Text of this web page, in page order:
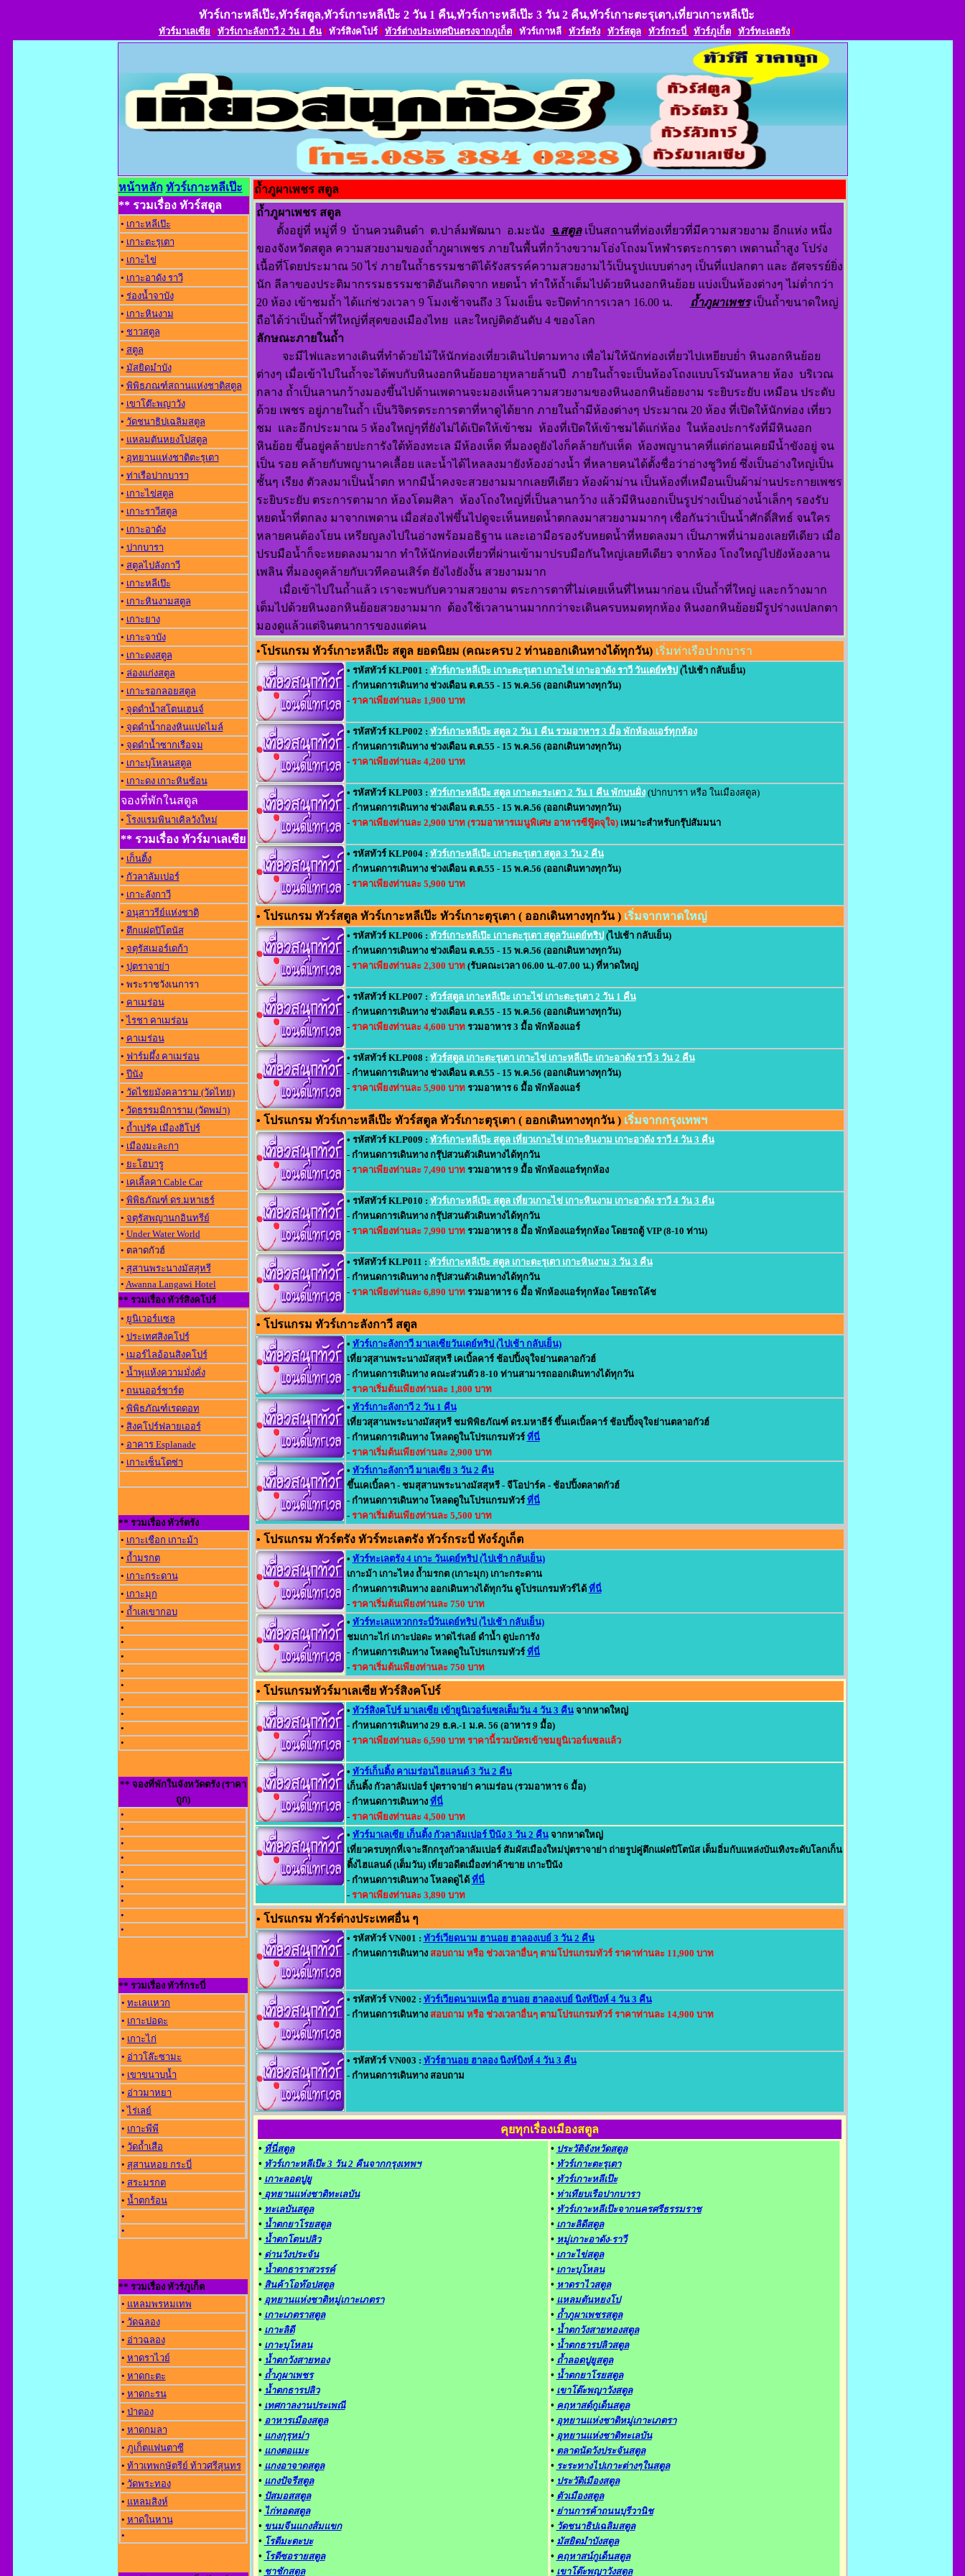
ทัวร์เกาะหลีเป๊ะ,ทัวร์สตูล,ทัวร์เกาะหลีเป๊ะ 2 วัน 1 คืน,ทัวร์เกาะหลีเป๊ะ 3 วัน 2 คืน,ทัวร์เกาะตะรุเตา,เที่ยวเกาะหลีเป๊ะ
ทัวร์มาเลเซีย l ทัวร์เกาะลังกาวี 2 วัน 1 คืน l ทัวร์สิงคโปร์ l ทัวร์ต่างประเทศบินตรงจากภูเก็ต l ทัวร์เกาหลี l ทัวร์ตรัง l ทัวร์สตูล l ทัวร์กระบี่ l ทัวร์ภูเก็ต l ทัวร์ทะเลตรัง l
หน้าหลัก ทัวร์เกาะหลีเป๊ะ
** รวมเรื่อง ทัวร์สตูล
• เกาะหลีเป๊ะ
• เกาะตะรุเตา
• เกาะไข่
• เกาะอาดัง ราว
• ร่องน้ำจาบัง
• เกาะหินงาม
• ชาวสตูล
• สตูล
• มัสยิดมำบัง
• พิพิธภณฑ์สถานแห่งชาติสตูล
• เขาโต๊ะพญาวัง
• วัดชนาธิปเฉลิมสตูล
• แหลมตันหยงโปสตูล
• อุทยานแห่งชาติตะรุเตา
• ท่าเรือปากบารา
• เกาะไข่สตูล
• เกาะราวีสตูล
• เกาะอาดัง
• ปากบารา
• สตูลไปลังกาวี
• เกาะหลีเป๊ะ
• เกาะหินงามสตูล
• เกาะยาง
• เกาะจาบัง
• เกาะดงสตูล
• ล่องแก่งสตูล
• เกาะรอกลอยสตูล
• จุดดำน้ำสโตนเฮนจ์
• จุดดำน้ำกองหินแปดไมล์
• จุดดำน้ำซากเรือจม
• เกาะบุโหลนสตูล
• เกาะดง เกาะหินซ้อน
จองที่พักในสตูล
• โรงแรมพินาเคิลวังใหม่
** รวมเรื่อง ทัวร์มาเลเซีย
• เก็นติ้ง
• กัวลาลัมเปอร์
• เกาะลังกาวี
• อนุสาวรีย์แห่งชาต
• ตึกแฝดปิโตนัส
• จตุรัสเมอร์เดก้า
• ปุตราจาย่า
• พระราชวังเนการา
• คาเมร่อน
•ไรชา คาเมร่อน
• คาเมร่อน
• ฟาร์มผึ้ง คาเมร่อน
• ปีนัง
• วัดไชยมังคลาราม (วัดไทย)
• วัดธรรมมิการาม (วัดพม่า)
• ถ้ำเปรัค เมืองฮิโปร์
• เมืองมะละกา
• ยะโฮบารู
• เคเลิ้ลคา Cable Car
• พิพิธภัณฑ์ ดร.มหาเธร์
• จตุรัสพญานกอินทรีย์
• Under Water World
• ตลาดกัวฮ์
• สุสานพระนางมัสสุหรี
• Awanna Langawi Hotel
** รวมเรื่อง ทัวร์สิงคโปร์
• ยูนิเวอร์แซล
• ประเทศสิงคโปร์
• เมอร์ไลอ้อนสิงคโปร์
• น้ำพุแห้งความมั่งคั่ง
• ถนนออร์ชาร์ต
• พิพิธภัณฑ์เรดดอท
• สิงคโปร์ฟลายเออร์
• อาคาร Esplanade
• เกาะเซ็นโตซ่า
** รวมเรื่อง ทัวร์ตรัง
• เกาะเชือก เกาะม้า
• ถ้ำมรกต
• เกาะกระดาน
• เกาะมุก
• ถ้ำเลเขากอบ
•
•
•
•
•
•
•
•
•
** จองที่พักในจังหวัดตรัง (ราคา
ถูก)
•
•
•
•
•
•
•
•
•
** รวมเรื่อง ทัวร์กระบี่
• ทะเลแหวก
• เกาะปอดะ
• เกาะไก่
• อ่าวโล๊ะซามะ
• เขาขนาบน้ำ
• อ่าวมาหยา
• ไร่เลย์
• เกาะพีพี
• วัดถ้ำเสือ
• สุสานหอย กระบี่
• สระมรกต
• น้ำตกร้อน
•
•
** รวมเรื่อง ทัวร์ภูเก็ต
• แหลมพรหมเทพ
• วัดฉลอง
• อ่าวฉลอง
• หาดราไวย์
• หาดกะตะ
• หาดกะรน
• ป่าตอง
• หาดกมลา
• ภูเก็ตแฟนตาซี
• ท้าวเทพกษัตรีย์ ท้าวศรีสุนทร
• วัดพระทอง
• แหลมสิงห์
• หาดในหาน
•
ถ้ำภูผาเพชร สตูล
ถ้ำภูผาเพชร สตูล
ตั้งอยู่ที่ หมู่ที่ 9 บ้านควนดินดำ ต.ปาล์มพัฒนา อ.มะนัง
จ.สตูลเป็นสถานที่ท่องเที่ยวที่มีความสวยงาม อีกแห่ง หนึ่ง
ของจังหวัดสตูล ความสวยงามของถ้ำภูผาเพชร ภายในพื้นที่กว้างขวามโอ่งโถงมโหฬารตระการตา เพดานถ้ำสูง โปร่ง
เนื้อที่โดยประมาณ 50 ไร่ ภายในถ้ำธรรมชาติได้รังสรรค์ความสวยงามไว้เป็นรูปแบบต่างๆ เป็นที่แปลกตา และ อัศจรรย์ยิ่ง
นัก ลีลาของประติมากรรมธรรมชาติอันเกิดจาก หยดน้ำ ทำให้ถ้ำเต็มไปด้วยหินงอกหินย้อย แบ่งเป็นห้องต่างๆ ไม่ต่ำกว่า
20 ห้อง เข้าชมถ้ำ ได้แก่ช่วงเวลา 9 โมงเช้าจนถึง 3 โมงเย็น จะปิดทำการเวลา 16.00 น.
ถ้ำภูผาเพชรเป็นถ้ำขนาดใหญ่
ถือได้ว่าเป็นถ้ำที่ใหญ่ที่สุดของเมืองไทย และใหญ่ติดอันดับ 4 ของโลก
ลักษณะภายในถ้ำ
จะมีไฟและทางเดินที่ทำด้วยไม้ให้นักท่องเที่ยวเดินไปตามทาง เพื่อไม่ให้นักท่องเที่ยวไปเหยียบย่ำ หินงอกหินย้อย
ต่างๆ เมื่อเข้าไปในถ้ำจะได้พบกับหินงอกหินย้อยอายุหลายล้านปี ภายในถ้ำจะเป็นห้องโถงแบบโรมันหลาย ห้อง บริเวณ
กลาง ถ้ำเป็นลานกว้างมองขึ้นไปด้านเพดานจะมองเห็นความสวยงามของหินงอกหินย้อยงาม ระยิบระยับ เหมือน ประดับ
ด้วย เพชร อยู่ภายในถ้ำ เป็นวิจิตรตระการตาที่หาดูได้ยาก ภายในถ้ำมีห้องต่างๆ ประมาณ 20 ห้อง ที่เปิดให้นักท่อง เที่ยว
ชม และอีกประมาณ 5 ห้องใหญ่ๆที่ยังไม่ได้เปิดให้เข้าชม ห้องที่เปิดให้เข้าชมได้แก่ห้อง ในห้องปะการังที่มีหินงอก
หินย้อย ขึ้นอยู่คล้ายปะการังใต้ท้องทะเล มีห้องเห็ด ที่มองดูยังไงก็คล้ายกับเห็ด ห้องพญานาคที่แต่ก่อนเคยมีน้ำขังอยู่ จน
เป็น รอย คล้ายกับพญานาคเลื้อย และน้ำได้ไหลลงมายังห้องอ่างน้ำ ที่หลายคนได้ตั้งชื่อว่าอ่างชูวิทย์ ซึ่งเป็นอ่างใหญ่เป็น
ชั้นๆ เรียง ตัวลงมาเป็นน้ำตก หากมีน้ำคงจะสวยงามมากเลยทีเดียว ห้องผ้าม่าน เป็นห้องที่เหมือนเป็นผ้าม่านประกายเพชร
ระยิบระยับ ตระการตามาก ห้องโดมศิลา ห้องโถงใหญ่ที่เป็นลานกว้าง แล้วมีหินงอกเป็นรูปร่างเป็นอ่างน้ำเล็กๆ รองรับ
หยดน้ำที่ตกลง มาจากเพดาน เมื่อส่องไฟขึ้นไปดูจะเห็นหยดน้ำตกลงมาสวยงามมากๆ เชื่อกันว่าเป็นน้ำศักดิ์สิทธ์ จนใคร
หลายคนต้องโยน เหรียญลงไปในอ่างพร้อมอธิฐาน และเอามือรองรับหยดน้ำที่หยดลงมา เป็นภาพที่น่ามองเลยทีเดียว เมื่อ
ปรบมือน้ำก็จะหยดลงมามาก ทำให้นักท่องเที่ยวที่ผ่านเข้ามาปรบมือกันใหญ่เลยทีเดียว จากห้อง โถงใหญ่ไปยังห้องลาน
เพลิน ที่มองดูคล้ายกับเวทีคอนเสิร์ต ยังไงยังงั้น สวยงามมาก
เมื่อเข้าไปในถ้ำแล้ว เราจะพบกับความสวยงาม ตระการตาที่ไม่เคยเห็นที่ไหนมาก่อน เป็นถ้ำที่ใหญ่ และกว้างมาก
เต็มไปด้วยหินงอกหินย้อยสวยงามมาก ต้องใช้เวลานานมากกว่าจะเดินครบหมดทุกห้อง หินงอกหินย้อยมีรูปร่างแปลกตา
มองดูแล้วแต่จินตนาการของแต่คน
•โปรแกรม ทัวร์เกาะหลีเป๊ะ สตูล ยอดนิยม (คณะครบ 2 ท่านออกเดินทางได้ทุกวัน) เริ่มท่าเรือปากบารา
• รหัสทัวร์ KLP001 : ทัวร์เกาะหลีเป๊ะ เกาะตะรุเตา เกาะไข่ เกาะอาดัง ราวี วันเดย์ทริป (ไปเช้า กลับเย็น)
- กำหนดการเดินทาง ช่วงเดือน ต.ต.55 - 15 พ.ค.56 (ออกเดินทางทุกวัน)
- ราคาเพียงท่านละ 1,900 บาท
• รหัสทัวร์ KLP002 : ทัวร์เกาะหลีเป๊ะ สตูล 2 วัน 1 คืน รวมอาหาร 3 มื้อ พักห้องแอร์ทุกห้อง
- กำหนดการเดินทาง ช่วงเดือน ต.ต.55 - 15 พ.ค.56 (ออกเดินทางทุกวัน)
- ราคาเพียงท่านละ 4,200 บาท
• รหัสทัวร์ KLP003 : ทัวร์เกาะหลีเป๊ะ สตูล เกาะตะระเตา 2 วัน 1 คืน พักบนฝั่ง(ปากบารา หรือ ในเมืองสตูล)
- กำหนดการเดินทาง ช่วงเดือน ต.ต.55 - 15 พ.ค.56 (ออกเดินทางทุกวัน)
- ราคาเพียงท่านละ 2,900 บาท (รวมอาหารเมนูพิเศษ อาหารซีฟู๊ดจุใจ)เหมาะสำหรับกรุ๊ปสัมมนา
• รหัสทัวร์ KLP004 : ทัวร์เกาะหลีเป๊ะ เกาะตะรุเตา สตูล 3 วัน 2 คืน
- กำหนดการเดินทาง ช่วงเดือน ต.ต.55 - 15 พ.ค.56 (ออกเดินทางทุกวัน)
- ราคาเพียงท่านละ 5,900 บาท
• โปรแกรม ทัวร์สตูล ทัวร์เกาะหลีเป๊ะ ทัวร์เกาะตุรุเตา ( ออกเดินทางทุกวัน ) เริ่มจากหาดใหญ่
• รหัสทัวร์ KLP006 : ทัวร์เกาะหลีเป๊ะ เกาะตะรุเตา สตูลวันเดย์ทริป (ไปเช้า กลับเย็น)
- กำหนดการเดินทาง ช่วงเดือน ต.ต.55 - 15 พ.ค.56 (ออกเดินทางทุกวัน)
- ราคาเพียงท่านละ 2,300 บาท (รับคณะเวลา 06.00 น.-07.00 น.) ที่หาดใหญ่
• รหัสทัวร์ KLP007 : ทัวร์สตูล เกาะหลีเป๊ะ เกาะไข่ เกาะตะรุเตา 2 วัน 1 คืน
- กำหนดการเดินทาง ช่วงเดือน ต.ต.55 - 15 พ.ค.56 (ออกเดินทางทุกวัน)
- ราคาเพียงท่านละ 4,600 บาท รวมอาหาร 3 มื้อ พักห้องแอร์
• รหัสทัวร์ KLP008 : ทัวร์สตูล เกาะตะรุเตา เกาะไข่ เกาะหลีเป๊ะ เกาะอาดัง ราวี 3 วัน 2 คืน
- กำหนดการเดินทาง ช่วงเดือน ต.ต.55 - 15 พ.ค.56 (ออกเดินทางทุกวัน)
- ราคาเพียงท่านละ 5,900 บาท รวมอาหาร 6 มื้อ พักห้องแอร์
• โปรแกรม ทัวร์เกาะหลีเป๊ะ ทัวร์สตูล ทัวร์เกาะตุรุเตา ( ออกเดินทางทุกวัน ) เริ่มจากกรุงเทพฯ
• รหัสทัวร์ KLP009 : ทัวร์เกาะหลีเป๊ะ สตูล เที่ยวเกาะไข่ เกาะหินงาม เกาะอาดัง ราวี 4 วัน 3 คืน
- กำหนดการเดินทาง กรุ๊ปสวนตัวเดินทางได้ทุกวัน
- ราคาเพียงท่านละ 7,490 บาท รวมอาหาร 9 มื้อ พักห้องแอร์ทุกห้อง
• รหัสทัวร์ KLP010 : ทัวร์เกาะหลีเป๊ะ สตูล เที่ยวเกาะไข่ เกาะหินงาม เกาะอาดัง ราวี 4 วัน 3 คืน
- กำหนดการเดินทาง กรุ๊ปสวนตัวเดินทางได้ทุกวัน
- ราคาเพียงท่านละ 7,990 บาท รวมอาหาร 8 มื้อ พักห้องแอร์ทุกห้อง โดยรถตู้ VIP (8-10 ท่าน)
• รหัสทัวร์ KLP011 : ทัวร์เกาะหลีเป๊ะ สตูล เกาะตะรุเตา เกาะหินงาม 3 วัน 3 คืน
- กำหนดการเดินทาง กรุ๊ปสวนตัวเดินทางได้ทุกวัน
- ราคาเพียงท่านละ 6,890 บาท รวมอาหาร 6 มื้อ พักห้องแอร์ทุกห้อง โดยรถโค้ช
• โปรแกรม ทัวร์เกาะลังกาวี สตูล
• ทัวร์เกาะลังกาวี มาเลเซียวันเดย์ทริป (ไปเช้า กลับเย็น)
เที่ยวสุสานพระนางมัสสุหรี เคเบิ้ลคาร์ ช้อปปิ้งจุใจย่านตลาอกัวฮ์
- กำหนดการเดินทาง คณะส่วนตัว 8-10 ท่านสามารถออกเดินทางได้ทุกวัน
- ราคาเริ่มต้นเพียงท่านละ 1,800 บาท
• ทัวร์เกาะลังกาวี 2 วัน 1 คืน
เที่ยวสุสานพระนางมัสสุหรี ชมพิพิธภัณฑ์ ดร.มหาธีร์ ขึ้นเคเบิ้ลคาร์ ช้อปปิ้งจุใจย่านตลาอกัวฮ์
- กำหนดการเดินทาง โหลดดูในโปรแกรมทัวร์ ที่นี่
- ราคาเริ่มต้นเพียงท่านละ 2,900 บาท
• ทัวร์เกาะลังกาวี มาเลเซีย 3 วัน 2 คืน
ขึ้นเคเบิ้ลคา - ชมสุสานพระนางมัสสุหรี - จีโอปาร์ค - ช้อปปิ้งตลาดกัวฮ์
- กำหนดการเดินทาง โหลดดูในโปรแกรมทัวร์ ที่นี่
- ราคาเริ่มต้นเพียงท่านละ 5,500 บาท
• โปรแกรม ทัวร์ตรัง ทัวร์ทะเลตรัง ทัวร์กระบี่ ทังร์ภูเก็ต
• ทัวร์ทะเลตรัง 4 เกาะ วันเดย์ทริป (ไปเช้า กลับเย็น)
เกาะม้า เกาะไหง ถ้ำมรกต (เกาะมุก) เกาะกระดาน
- กำหนดการเดินทาง ออกเดินทางได้ทุกวัน ดูโปรแกรมทัวร์ได้ ที่นี่
- ราคาเริ่มต้นเพียงท่านละ 750 บาท
• ทัวร์ทะเลแหวกกระบี่วันเดย์ทริป (ไปเช้า กลับเย็น)
ชมเกาะไก่ เกาะปอดะ หาดไร่เลย์ ดำน้ำ ดูปะการัง
- กำหนดการเดินทาง โหลดดูในโปรแกรมทัวร์ ที่นี่
- ราคาเริ่มต้นเพียงท่านละ 750 บาท
• โปรแกรมทัวร์มาเลเซีย ทัวร์สิงคโปร์
• ทัวร์สิงคโปร์ มาเลเซีย เข้ายูนิเวอร์แซลเต็มวัน 4 วัน 3 คืนจากหาดใหญ่
- กำหนดการเดินทาง 29 ธ.ค.-1 ม.ค. 56 (อาหาร 9 มื้อ)
- ราคาเพียงท่านละ 6,590 บาท ราคานี้รวมบัตรเข้าชมยูนิเวอร์แซลแล้ว
• ทัวร์เก็นติ้ง คาเมร่อนไฮแลนด์ 3 วัน 2 คืน
เก็นติ้ง กัวลาลัมเปอร์ ปุตราจาย่า คาเมร่อน (รวมอาหาร 6 มื้อ)
- กำหนดการเดินทาง ที่นี่
- ราคาเพียงท่านละ 4,500 บาท
• ทัวร์มาเลเซีย เก็นติ้ง กัวลาลัมเปอร์ ปีนัง 3 วัน 2 คืนจากหาดใหญ่
เที่ยวครบทุกที่เจาะลึกกรุงกัวลาลัมเปอร์ สัมผัสเมืองใหม่ปุตราจาย่า ถ่ายรูปคู่ตึกแฝดปิโตนัส เต็มอิ่มกับแหล่งบันเทิงระดับโลกเก็น
ติ้งไฮแลนด์ (เต็มวัน) เที่ยวอดีตเมื่องท่าค้าขาย เกาะปีนัง
- กำหนดการเดินทาง โหลดดูได้ ที่นี่
- ราคาเพียงท่านละ 3,890 บาท
• โปรแกรม ทัวร์ต่างประเทศอื่น ๆ
• รหัสทัวร์ VN001 : ทัวร์เวียดนาม ฮานอย ฮาลองเบย์ 3 วัน 2 คืน
- กำหนดการเดินทาง สอบถาม หรือ ช่วงเวลาอื่นๆ ตามโปรแกรมทัวร์ ราคาท่านละ 11,900 บาท
• รหัสทัวร์ VN002 : ทัวร์เวียดนามเหนือ ฮานอย ฮาลองเบย์ นิงห์ปิงห์ 4 วัน 3 คืน
- กำหนดการเดินทางสอบถาม หรือ ช่วงเวลาอื่นๆ ตามโปรแกรมทัวร์ ราคาท่านละ 14,900 บาท
• รหัสทัวร์ VN003 : ทัวร์ฮานอย ฮาลอง นิงห์บิงห์ 4 วัน 3 คืน
- กำหนดการเดินทาง สอบถาม
คุยทุกเรื่องเมืองสตูล
• ที่นี่สตูล
• ทัวร์เกาะหลีเป๊ะ 3 วัน 2 คืนจากกรุงเทพฯ
• เกาะลอดปูยู
• อุทยานแห่งชาติทะเลบัน
• ทะเลบันสตูล
• น้ำตกยาโรยสตูล
• น้ำตกโตนปลิว
• ด่านวังประจัน
• น้ำตกธาราสวรรค์
• สินค้าโอท๊อปสตูล
• อุทยานแห่งชาติหมู่เกาะเภตรา
• เกาะเภตราสตูล
• เกาะลิดี
• เกาะบุโหลน
• น้ำตกวังสายทอง
• ถ้ำภูผาเพชร
• น้ำตกธารปลิว
• เทศกาลงานประเพณี
• อาหารเมืองสตูล
• แกงกุรุหม่า
• แกงตอแมะ
• แกงอาจาดสตูล
• แกงปัจรีสตูล
• ปัสมอสสตูล
• ไก่ทอดสตูล
• ขนมจีนแกงส้มแขก
• โรตีมะตะบะ
• โรตีซอรายสตูล
• ชาชักสตูล
• ประวัติจังหวัดสตูล
• ทัวร์เกาะตะรุเตา
• ทัวร์เกาะหลีเป๊ะ
• ท่าเทียบเรือปากบารา
• ทัวร์เกาะหลีเป๊ะจากนครศรีธรรมราช
• เกาะลิดีสตูล
• หมู่เกาะอาดัง-ราวี
• เกาะไข่สตูล
• เกาะบุโหลน
• หาดราไวสตูล
• แหลมตันหยงโป
• ถ้ำภูผาเพชรสตูล
• น้ำตกวังสายทองสตูล
• น้ำตกธารปลิวสตูล
• ถ้ำลอดปูยูสตูล
• น้ำตกยาโรยสตูล
• เขาโต๊ะพญาวังสตูล
• คฤหาสด์กูเด็นสตูล
• อุทยานแห่งชาติหมู่เกาะเภตรา
• อุทยานแห่งชาติทะเลบัน
• ตลาดนัดวังประจันสตูล
• ระระทางไปเกาะต่างๆในสตูล
• ประวัติเมืองสตูล
• ตัวเมืองสตูล
• ย่านการค้าถนนบุรีวานิช
• วัดชนาธิปเฉลิมสตูล
• มัสยิดมำบังสตูล
• คฤหาสน์กูเด็นสตูล
• เขาโต๊ะพญาวังสตูล